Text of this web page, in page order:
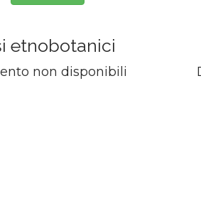
etnobotanici
non disponibili